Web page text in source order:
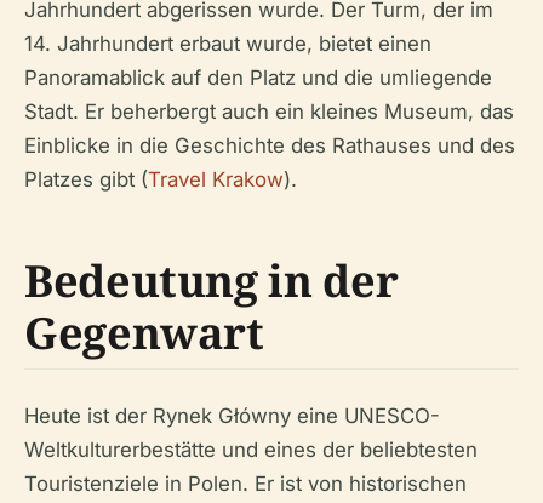
Jahrhundert abgerissen wurde. Der Turm, der im
14. Jahrhundert erbaut wurde, bietet einen
Panoramablick auf den Platz und die umliegende
Stadt. Er beherbergt auch ein kleines Museum, das
Einblicke in die Geschichte des Rathauses und des
Platzes gibt (Travel Krakow).
Bedeutung in der
Gegenwart
Heute ist der Rynek Główny eine UNESCO-
Weltkulturerbestätte und eines der beliebtesten
Touristenziele in Polen. Er ist von historischen